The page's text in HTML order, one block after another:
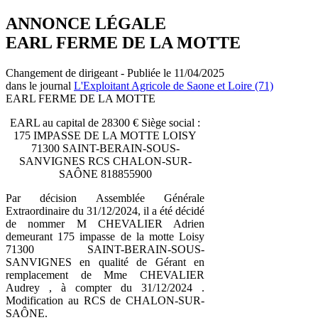
ANNONCE LÉGALE
EARL FERME DE LA MOTTE
Changement de dirigeant - Publiée le 11/04/2025
dans le journal L'Exploitant Agricole de Saone et Loire (71)
EARL FERME DE LA MOTTE
EARL au capital de 28300 € Siège social :
175 IMPASSE DE LA MOTTE LOISY
71300 SAINT-BERAIN-SOUS-
SANVIGNES RCS CHALON-SUR-
SAÔNE 818855900
Par décision Assemblée Générale
Extraordinaire du 31/12/2024, il a été décidé
de nommer M CHEVALIER Adrien
demeurant 175 impasse de la motte Loisy
71300 SAINT-BERAIN-SOUS-
SANVIGNES en qualité de Gérant en
remplacement de Mme CHEVALIER
Audrey , à compter du 31/12/2024 .
Modification au RCS de CHALON-SUR-
SAÔNE.